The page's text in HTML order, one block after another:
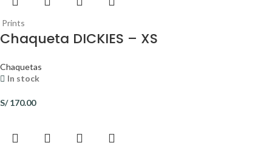
Prints
Chaqueta DICKIES – XS
Chaquetas
In stock
S/170.00